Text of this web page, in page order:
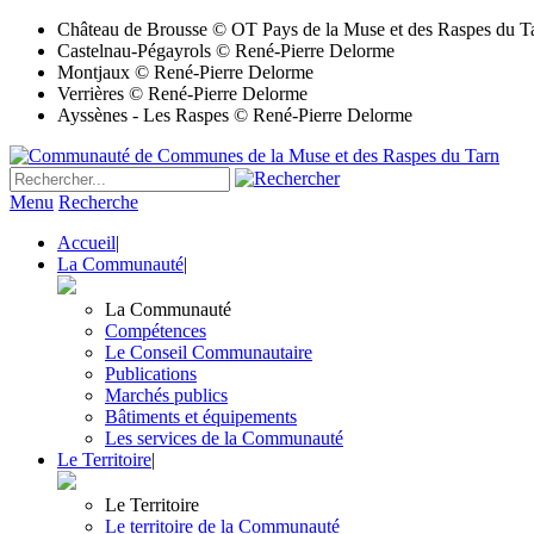
Château de Brousse © OT Pays de la Muse et des Raspes du
Castelnau-Pégayrols © René-Pierre Delorme
Montjaux © René-Pierre Delorme
Verrières © René-Pierre Delorme
Ayssènes - Les Raspes © René-Pierre Delorme
Menu Recherche
Accueil|
La Communauté|
La Communauté
Compétences
Le Conseil Communautaire
Publications
Marchés publics
Bâtiments et équipements
Les services de la Communauté
Le Territoire|
Le Territoire
Le territoire de la Communauté